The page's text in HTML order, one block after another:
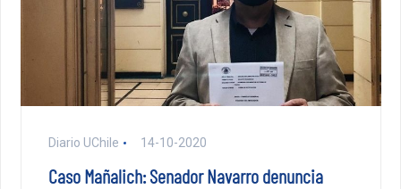
Diario UChile 14-10-2020
Caso Mañalich: Senador Navarro denuncia